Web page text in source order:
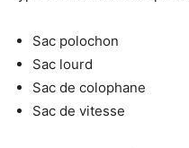
Sac polochon
Sac lourd
Sac de colophane
Sac de vitesse